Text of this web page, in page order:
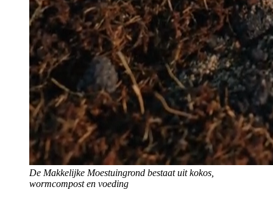
De Makkelijke Moestuingrond bestaat uit kokos,
wormcompost en voeding